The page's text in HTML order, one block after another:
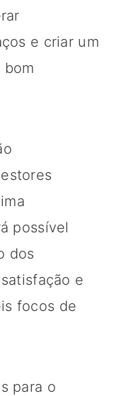
e criar um
bom
possível
dos
e
focos de
para o